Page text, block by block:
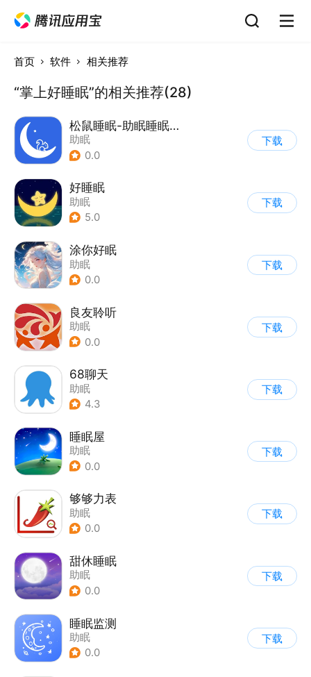
首页 软件 相关推荐
“掌上好睡眠”的相关推荐(28)
松鼠睡眠-助眠睡眠监测睡眠改善
助眠
0.0
下载
好睡眠
助眠
5.0
下载
涂你好眠
助眠
0.0
下载
良友聆听
助眠
0.0
下载
68聊天
助眠
4.3
下载
睡眠屋
助眠
0.0
下载
够够力表
助眠
0.0
下载
甜休睡眠
助眠
0.0
下载
睡眠监测
助眠
0.0
下载